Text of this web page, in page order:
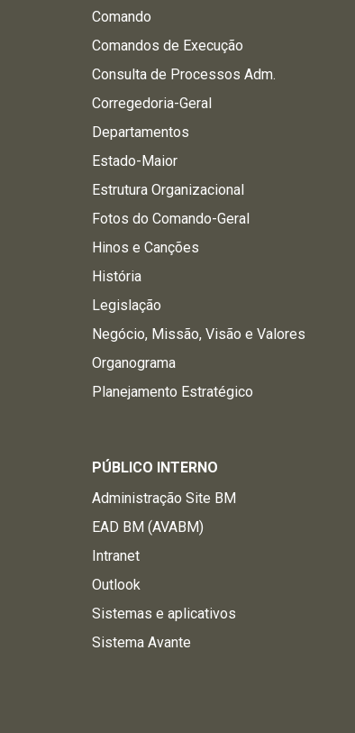
Comando
Comandos de Execução
Consulta de Processos Adm.
Corregedoria-Geral
Departamentos
Estado-Maior
Estrutura Organizacional
Fotos do Comando-Geral
Hinos e Canções
História
Legislação
Negócio, Missão, Visão e Valores
Organograma
Planejamento Estratégico
PÚBLICO INTERNO
Administração Site BM
EAD BM (AVABM)
Intranet
Outlook
Sistemas e aplicativos
Sistema Avante